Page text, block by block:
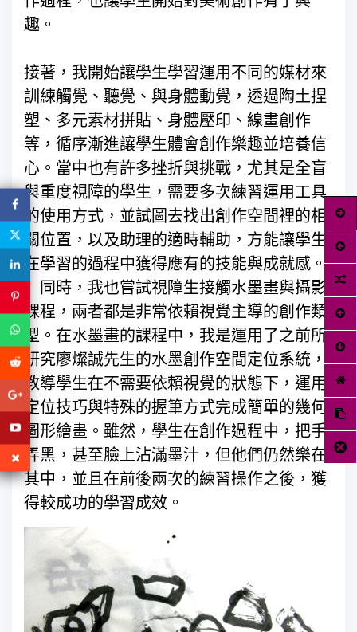
趣。
接著，我開始讓學生學習運用不同的媒材來
訓練觸覺、聽覺、與身體動覺，透過陶土捏
塑、多元素材拼貼、身體壓印、線畫創作
等，循序漸進讓學生體會創作樂趣並培養信
心。當中也有許多挫折與挑戰，尤其是全盲
與重度視障的學生，需要多次練習運用工具
的使用方式，並試圖去找出創作空間裡的相
關位置，以及助理的適時輔助，方能讓學生
在學習的過程中獲得應有的技能與成就感。
同時，我也嘗試視障生接觸水墨畫與攝影
課程，兩者都是非常依賴視覺主導的創作類
型。在水墨畫的課程中，我是運用了之前所
研究廖燦誠先生的水墨創作空間定位系統，
教導學生在不需要依賴視覺的狀態下，運用
定位技巧與特殊的握筆方式完成簡單的幾何
圖形繪畫。雖然，學生在創作過程中，把手
弄黑，甚至臉上沾滿墨汁，但他們仍然樂在
其中，並且在前後兩次的練習操作之後，獲
得較成功的學習成效。